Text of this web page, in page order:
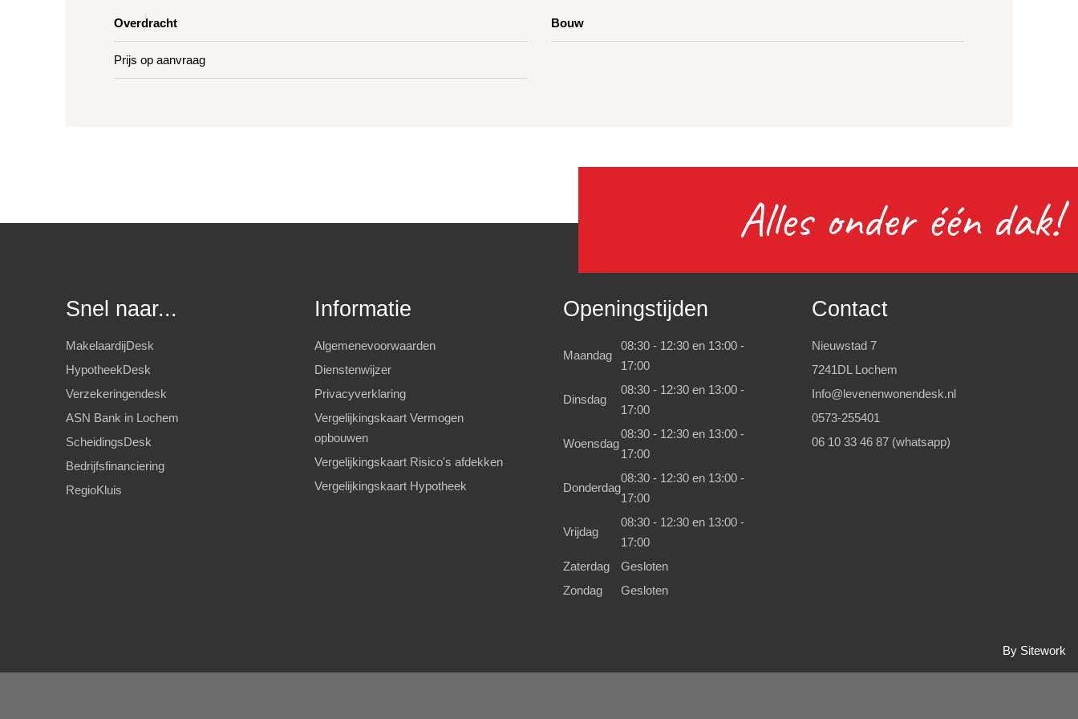
Overdracht
Prijs op aanvraag
Bouw
Alles onder één dak!
Snel naar...
MakelaardijDesk
HypotheekDesk
Verzekeringendesk
ASN Bank in Lochem
ScheidingsDesk
Bedrijfsfinanciering
RegioKluis
Informatie
Algemenevoorwaarden
Dienstenwijzer
Privacyverklaring
Vergelijkingskaart Vermogen
opbouwen
Vergelijkingskaart Risico's afdekken
Vergelijkingskaart Hypotheek
Openingstijden
Maandag
08:30 - 12:30 en 13:00 -
17:00
Dinsdag
08:30 - 12:30 en 13:00 -
17:00
Woensdag
08:30 - 12:30 en 13:00 -
17:00
Donderdag
08:30 - 12:30 en 13:00 -
17:00
Vrijdag
08:30 - 12:30 en 13:00 -
17:00
Zaterdag
Gesloten
Zondag
Gesloten
Contact
Nieuwstad 7
7241DL Lochem
Info@levenenwonendesk.nl
0573-255401
06 10 33 46 87 (whatsapp)
By Sitework